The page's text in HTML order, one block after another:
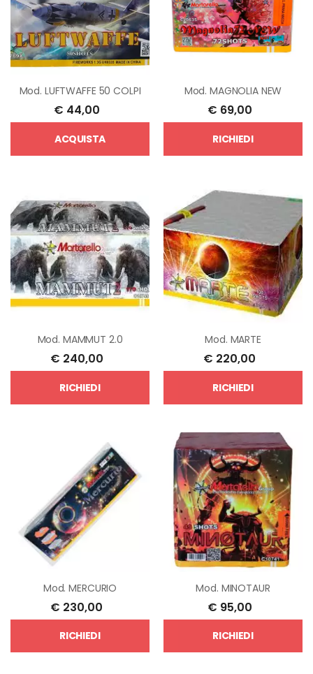
Mod. LUFTWAFFE 50 COLPI
€ 44,00
ACQUISTA
Mod. MAGNOLIA NEW
€ 69,00
RICHIEDI
Mod. MAMMUT 2.0
€ 240,00
RICHIEDI
Mod. MARTE
€ 220,00
RICHIEDI
Mod.MERCURIO
€ 230,00
RICHIEDI
Mod. MINOTAUR
€ 95,00
RICHIEDI